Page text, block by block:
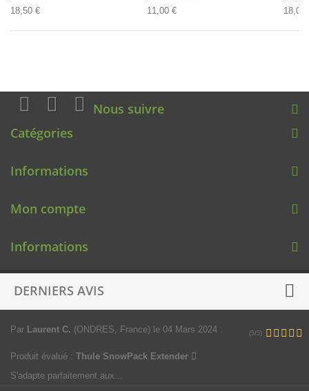
18,50 € 11,00 € 18,00
Nous suivre
Catégories
Informations
Mon compte
Informations
DERNIERS AVIS
Par Laurent C. (ONDRES, France) le 04 Mars 2024 : (5/5)
Produit évalué : Thule SnowPack Extender
S'adapte parfaitement aux...